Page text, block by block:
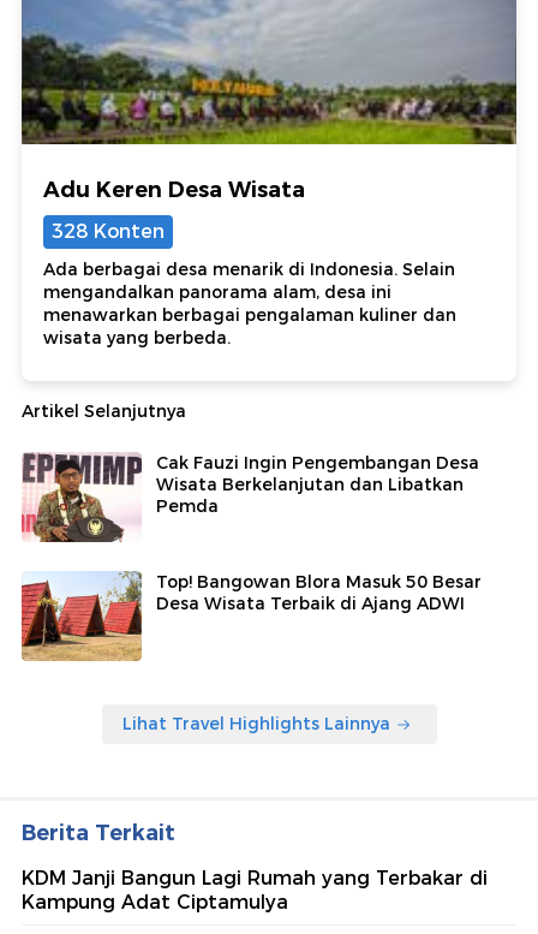
Adu Keren Desa Wisata
328 Konten
Ada berbagai desa menarik di Indonesia. Selain
mengandalkan panorama alam, desa ini
menawarkan berbagai pengalaman kuliner dan
wisata yang berbeda.
Artikel Selanjutnya
Cak Fauzi Ingin Pengembangan Desa
Wisata Berkelanjutan dan Libatkan
Pemda
Top! Bangowan Blora Masuk 50 Besar
Desa Wisata Terbaik di Ajang ADWI
Lihat Travel Highlights Lainnya
Berita Terkait
KDM Janji Bangun Lagi Rumah yang Terbakar di
Kampung Adat Ciptamulya